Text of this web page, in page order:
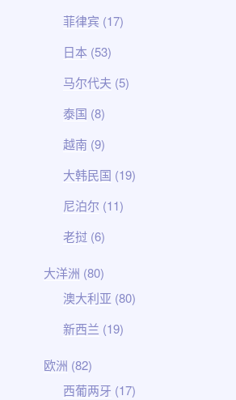
菲律宾 (17)
日本 (53)
马尔代夫 (5)
泰国 (8)
越南 (9)
大韩民国 (19)
尼泊尔 (11)
老挝 (6)
大洋洲 (80)
澳大利亚 (80)
新西兰 (19)
欧洲 (82)
西葡两牙 (17)